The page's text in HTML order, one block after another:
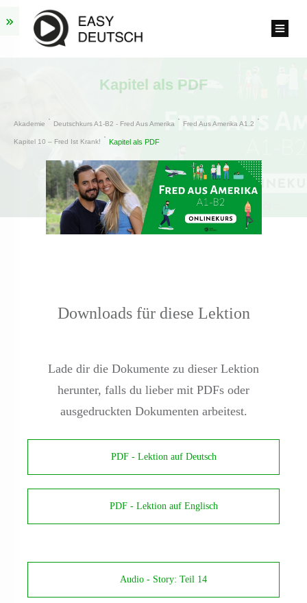
Kapitel als PDF
Akademie Deutschkurs A1-B2 - Fred Aus Amerika Fred Aus Amerika A1.2
Kapitel 10 – Fred Ist Krank! Kapitel als PDF
Downloads für diese Lektion
Lade dir die Dokumente zu dieser Lektion
herunter, falls du lieber mit PDFs oder
ausgedruckten Dokumenten arbeitest.
PDF - Lektion auf Deutsch
PDF - Lektion auf Englisch
Audio - Story: Teil 14